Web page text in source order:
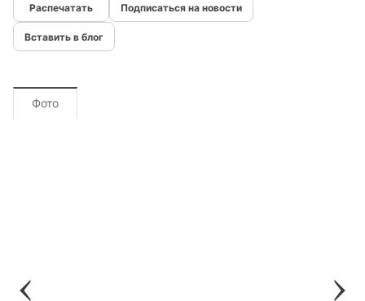
Подписаться на новости
Вставить в блог
Фото